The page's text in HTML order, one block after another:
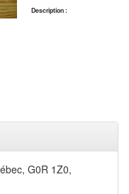
Description :
G0R 1Z0,